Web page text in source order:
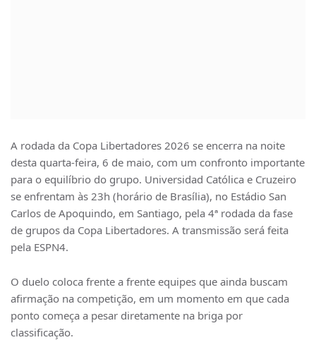
A rodada da Copa Libertadores 2026 se encerra na noite
desta quarta-feira, 6 de maio, com um confronto importante
para o equilíbrio do grupo. Universidad Católica e Cruzeiro
se enfrentam às 23h (horário de Brasília), no Estádio San
Carlos de Apoquindo, em Santiago, pela 4ª rodada da fase
de grupos da Copa Libertadores. A transmissão será feita
pela ESPN4.
O duelo coloca frente a frente equipes que ainda buscam
afirmação na competição, em um momento em que cada
ponto começa a pesar diretamente na briga por
classificação.